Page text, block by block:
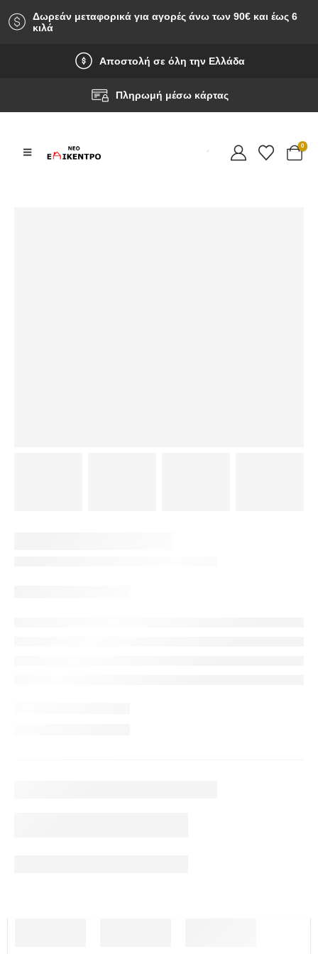
Δωρεάν μεταφορικά για αγορές άνω των 90‎€ και έως 6
κιλά
Αποστολή σε όλη την Ελλάδα
Πληρωμή μέσω κάρτας
0